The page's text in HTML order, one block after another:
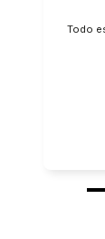
Todo